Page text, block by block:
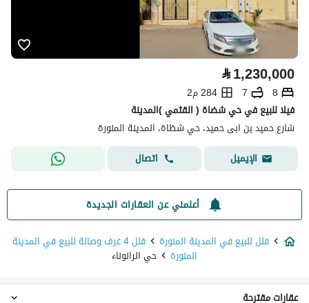
⃁1,230,000
8
7
284 م2
فيلا للبيع في حي شضاة ( القثمي )المدينة
شارع حميد بن ابى حميد، حي شظاة، المدينة المنورة
الإيميل
اتصال
أعلمني عن العقارات الجديدة
فلل للبيع في المدينة المنورة
فلل 4 غرف وصالة للبيع في المدينة
المنورة حي الرانوناء
عقارات مقترحة